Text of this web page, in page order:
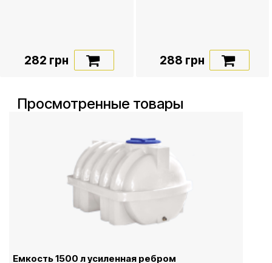
282 грн 288 грн
Просмотренные товары
Емкость 1500 л усиленная ребром